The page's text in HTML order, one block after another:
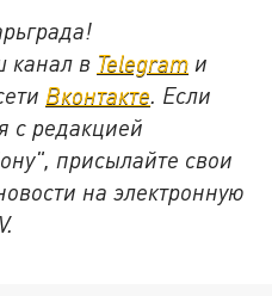
канал в Telegram и
Вконтакте. Если
с редакцией
присылайте свои
на электронную